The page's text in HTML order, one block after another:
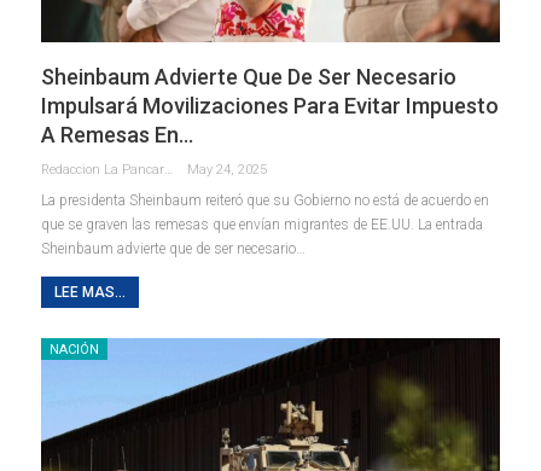
Sheinbaum Advierte Que De Ser Necesario
Impulsará Movilizaciones Para Evitar Impuesto
A Remesas En…
Redaccion La Pancarta De Quintana Roo May 24, 2025
La presidenta Sheinbaum reiteró que su Gobierno no está de acuerdo en
que se graven las remesas que envían migrantes de EE.UU. La entrada
Sheinbaum advierte que de ser necesario…
LEE MAS...
NACIÓN